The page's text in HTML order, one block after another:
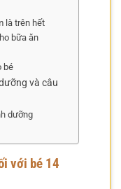
là trên hết
bữa ăn
bé
và câu
dưỡng
với bé 14